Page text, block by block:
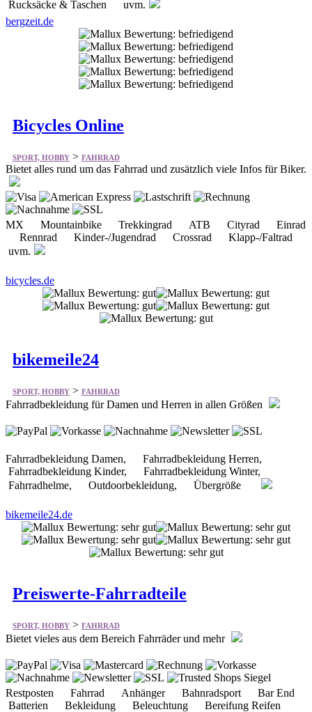
Rucksäcke & Taschen uvm.
bergzeit.de
Bicycles Online
SPORT, HOBBY > FAHRRAD
Bietet alles rund um das Fahrrad und zusätzlich viele Infos für Biker.
MX Mountainbike Trekkingrad ATB Cityrad Einrad
Rennrad Kinder-/Jugendrad Crossrad Klapp-/Faltrad
uvm.
bicycles.de
bikemeile24
SPORT, HOBBY > FAHRRAD
Fahrradbekleidung für Damen und Herren in allen Größen
Fahrradbekleidung Damen, Fahrradbekleidung Herren,
Fahrradbekleidung Kinder, Fahrradbekleidung Winter,
Fahrradhelme, Outdoorbekleidung, Übergröße
bikemeile24.de
Preiswerte-Fahrradteile
SPORT, HOBBY > FAHRRAD
Bietet vieles aus dem Bereich Fahrräder und mehr
Restposten Fahrrad Anhänger Bahnradsport Bar End
Batterien Bekleidung Beleuchtung Bereifung Reifen